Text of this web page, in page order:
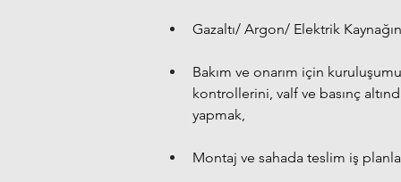
Gazaltı/ Argon/ Elektrik
Bakım ve onarım için
kontrollerini, valf ve basınç
yapmak,
Montaj ve sahada teslim iş